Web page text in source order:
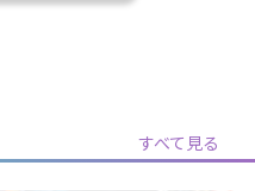
すべて見る